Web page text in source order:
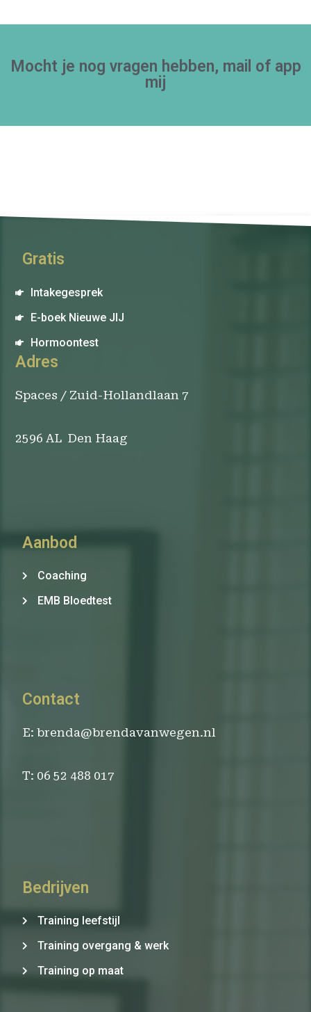
Mocht je nog vragen hebben, mail of app
mij
Gratis
Intakegesprek
E-boek Nieuwe JIJ
Hormoontest
Adres
Spaces / Zuid-Hollandlaan 7
2596 AL Den Haag
Aanbod
Coaching
EMB Bloedtest
Contact
E: brenda@brendavanwegen.nl
T: 06 52 488 017
Bedrijven
Training leefstijl
Training overgang & werk
Training op maat